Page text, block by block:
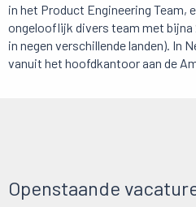
in het Product Engineering Team,
ongelooflijk divers team met
in negen verschillende landen). In
vanuit het hoofdkantoor aan de
Openstaande